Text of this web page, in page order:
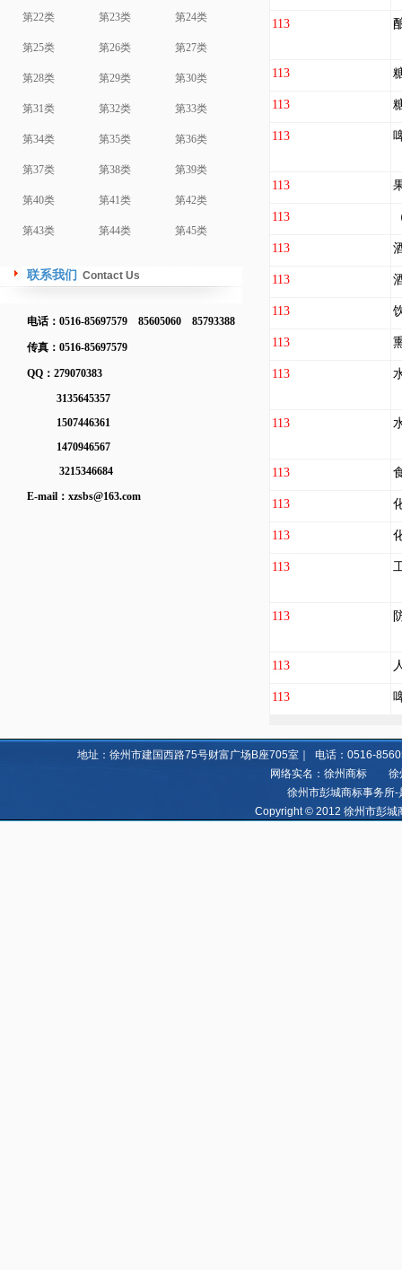
第22类 第23类 第24类
第25类 第26类 第27类
第28类 第29类 第30类
第31类 第32类 第33类
第34类 第35类 第36类
第37类 第38类 第39类
第40类 第41类 第42类
第43类 第44类 第45类
联系我们 Contact Us
电话：0516-85697579 85605060 85793388
传真：0516-85697579
QQ：279070383
3135645357
1507446361
1470946567
3215346684
E-mail： xzsbs@163.com
113
113
113
113
113
113
113
113
113
113
113
113
113
113
113
113
113
113
113
地址：徐州市建国西路75号财富广场B座705室｜ 电话：0516-
网络实名：徐州商标 徐
徐州市彭城商标事务所-
Copyright © 2012 徐州市彭